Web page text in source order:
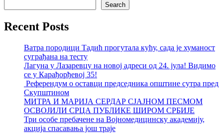
Search
Recent Posts
Ватра породици Тадић прогутала кућу, сада је хуманост
суграђана на тесту
Лагуна у Лазаревцу на новој адреси од 24. јула! Видимо
се у Карађорђевој 35!
Референдум о оставци председника општине сутра пред
Скупштином
МИТРА И МАРИЈА СЕРДАР СЈАЈНОМ ПЕСМОМ
ОСВОЈИЛИ СРЦА ПУБЛИКЕ ШИРОМ СРБИЈЕ
Три особе пребачене на Војномедицинску академију,
акција спасавања још траје